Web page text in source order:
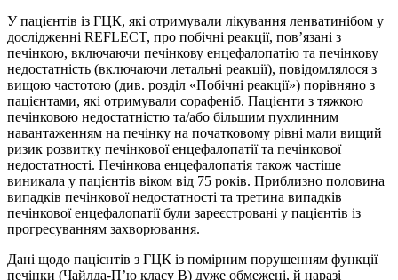
У пацієнтів із ГЦК, які отримували лікування ленватинібом у
дослідженні REFLECT, про побічні реакції, пов’язані з
печінкою, включаючи печінкову енцефалопатію та печінкову
недостатність (включаючи летальні реакції), повідомлялося з
вищою частотою (див. розділ «Побічні реакції») порівняно з
пацієнтами, які отримували сорафеніб. Пацієнти з тяжкою
печінковою недостатністю та/або більшим пухлинним
навантаженням на печінку на початковому рівні мали вищий
ризик розвитку печінкової енцефалопатії та печінкової
недостатності. Печінкова енцефалопатія також частіше
виникала у пацієнтів віком від 75 років. Приблизно половина
випадків печінкової недостатності та третина випадків
печінкової енцефалопатії були зареєстровані у пацієнтів із
прогресуванням захворювання.
Дані щодо пацієнтів з ГЦК із помірним порушенням функції
печінки (Чайлда-П’ю класу B) дуже обмежені, й наразі